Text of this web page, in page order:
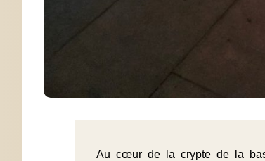
Au cœur de la crypte de la